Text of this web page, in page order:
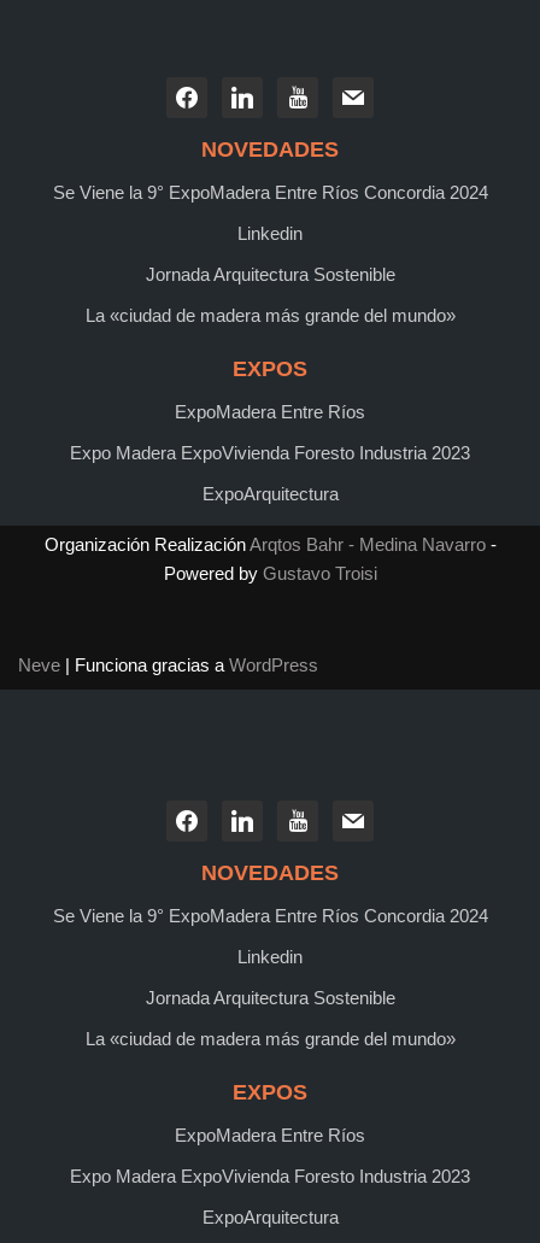
NOVEDADES
Se Viene la 9° ExpoMadera Entre Ríos Concordia 2024
Linkedin
Jornada Arquitectura Sostenible
La «ciudad de madera más grande del mundo»
EXPOS
ExpoMadera Entre Ríos
Expo Madera ExpoVivienda Foresto Industria 2023
ExpoArquitectura
Organización RealizaciónArqtos Bahr - Medina Navarro-
Powered by Gustavo Troisi
Neve | Funciona gracias a WordPress
NOVEDADES
Se Viene la 9° ExpoMadera Entre Ríos Concordia 2024
Linkedin
Jornada Arquitectura Sostenible
La «ciudad de madera más grande del mundo»
EXPOS
ExpoMadera Entre Ríos
Expo Madera ExpoVivienda Foresto Industria 2023
ExpoArquitectura